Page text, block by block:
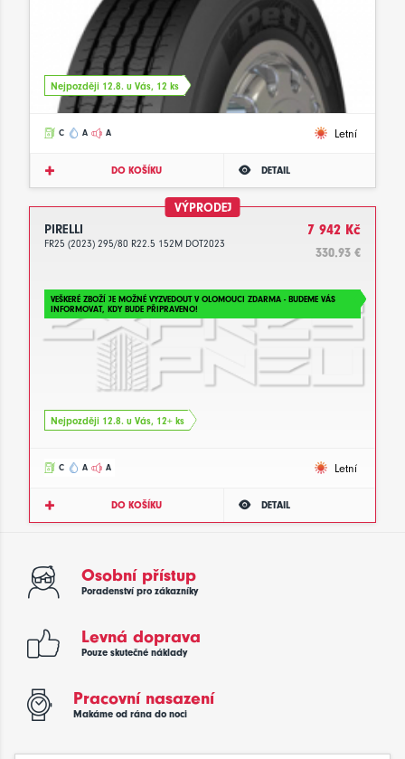
Nejpozději 12.8. u Vás, 12 ks
C A A Letní
DO KOŠÍKU DETAIL
VÝPRODEJ
PIRELLI
FR25 (2023) 295/80 R22.5 152M DOT2023
7 942 Kč
330.93 €
VEŠKERÉ ZBOŽÍ JE MOŽNÉ VYZVEDOUT V OLOMOUCI ZDARMA - BUDEME VÁS
INFORMOVAT, KDY BUDE PŘIPRAVENO!
Nejpozději 12.8. u Vás, 12+ ks
C A A Letní
DO KOŠÍKU DETAIL
Osobní přístup
Poradenství pro zákazníky
Levná doprava
Pouze skutečné náklady
Pracovní nasazení
Makáme od rána do noci